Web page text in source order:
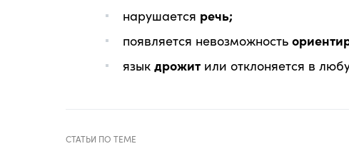
нарушается речь;
появляется невозможность
язык дрожит или отклоняется в